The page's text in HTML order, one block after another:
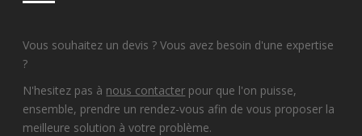
Vous souhaitez un devis ? Vous avez besoin d'une expertise
?
N'hesitez pas à nous contacter pour que l'on puisse,
ensemble, prendre un rendez-vous afin de vous proposer la
meilleure solution à votre problème.